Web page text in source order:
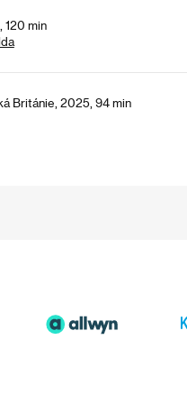
120 min
Británie, 2025, 94 min